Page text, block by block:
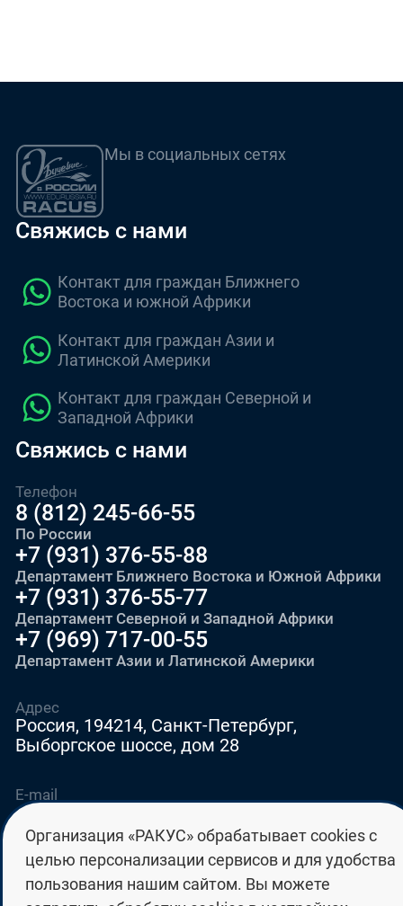
Мы в социальных сетях
Свяжись с нами
Контакт для граждан Ближнего
Востока и южной Африки
Контакт для граждан Азии и
Латинской Америки
Контакт для граждан Северной и
Западной Африки
Свяжись с нами
Телефон
8 (812) 245-66-55
По России
+7 (931) 376-55-88
Департамент Ближнего Востока и Южной Африки
+7 (931) 376-55-77
Департамент Северной и Западной Африки
+7 (969) 717-00-55
Департамент Азии и Латинской Америки
E-mail
education@edurussia.org
edurussia@racus.ru
Адрес
Россия, 194214, Санкт-Петербург,
Выборгское шоссе, дом 28
Организация «РАКУС» обрабатывает cookies с
целью персонализации сервисов и для удобства
пользования нашим сайтом. Вы можете